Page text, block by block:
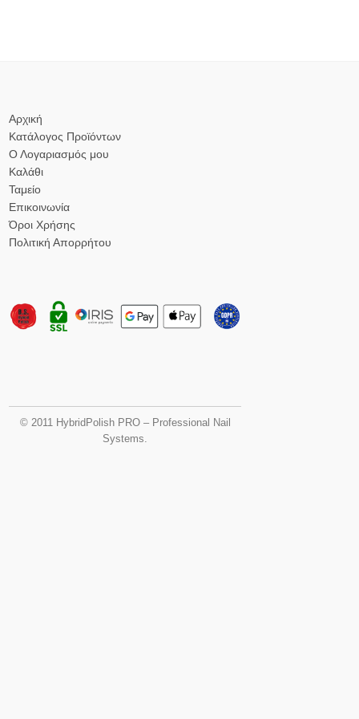
Αρχική
Κατάλογος Προϊόντων
Ο Λογαριασμός μου
Καλάθι
Ταμείο
Επικοινωνία
Όροι Χρήσης
Πολιτική Απορρήτου
© 2011 HybridPolish PRO – Professional Nail
Systems.